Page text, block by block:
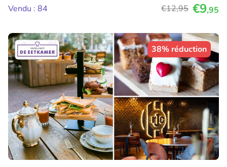
Vendu : 84
€12,95 €9,95
38% réduction